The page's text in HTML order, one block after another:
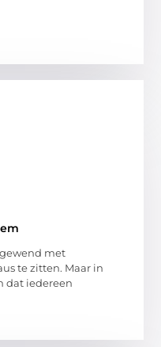
met
te zitten. Maar in
dat iedereen